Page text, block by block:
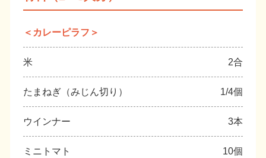
＜カレーピラフ＞
米 2合
たまねぎ（みじん切り） 1/4個
ウインナー 3本
ミニトマト 10個